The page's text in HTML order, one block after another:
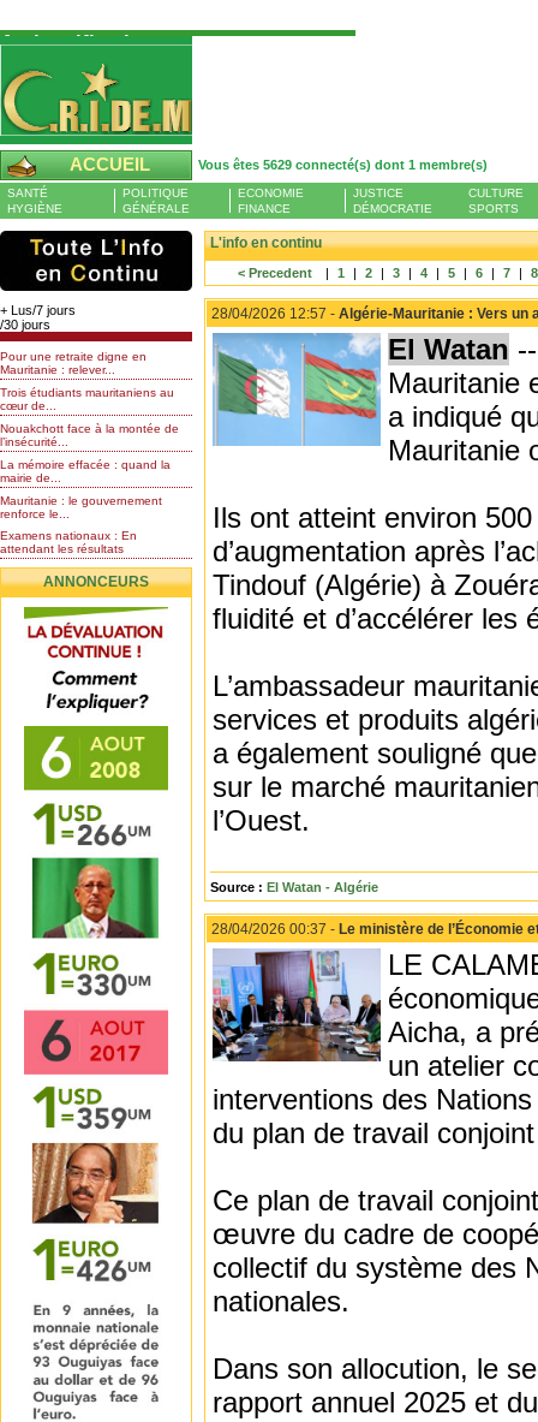
Authentification
Pour S'authentifier veuillez fournir votre
Pseudo et Mot de passer et cliquez sur : Se
connecter
Pseudo
Mot de passe
ACCUEIL Vous êtes 5629 connecté(s) dont 1 membre(s)
Liste des membres en ligne (1)
BELPHEGOR
SANTÉ
HYGIÈNE
POLITIQUE
GÉNÉRALE
ECONOMIE
FINANCE
JUSTICE
DÉMOCRATIE
CULTURE
SPORTS
+ Lus/7 jours
/30 jours
Pour une retraite digne en
Mauritanie : relever...
Trois étudiants mauritaniens au
cœur de...
Nouakchott face à la montée de
l’insécurité...
La mémoire effacée : quand la
mairie de...
Mauritanie : le gouvernement
renforce le...
Examens nationaux : En
attendant les résultats
Nomination de l’Honorable Diye
Ba au poste de...
Mauritanie : les résultats du
baccalauréat 2026...
Mauritanie : Les 10 premiers au
BEPC 2026
Un syndicat de l’enseignement
rejette la...
ANNONCEURS
L'info en continu
< Precedent | 1 | 2 | 3 | 4 | 5 | 6 | 7 | 8
28/04/2026 12:57 - Algérie-Mauritanie : Vers un
El Watan
Mauritanie
a indiqué
Mauritanie
Ils ont atteint environ
d’augmentation après
Tindouf (Algérie) à
fluidité et d’accélérer les
L’ambassadeur
services et produits
a également souligné
sur le marché
l’Ouest.
Source : El Watan - Algérie
28/04/2026 00:37 - Le ministère de l’Économie
LE
Aicha, a
un atelier
interventions des
du plan de travail
Ce plan de travail
œuvre du cadre de
collectif du système des
nationales.
Dans son allocution, le
rapport annuel 2025 et